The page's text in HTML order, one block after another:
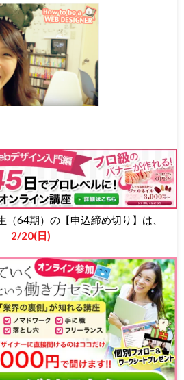
64期）の【申込締め切り】は、
2/20(日)